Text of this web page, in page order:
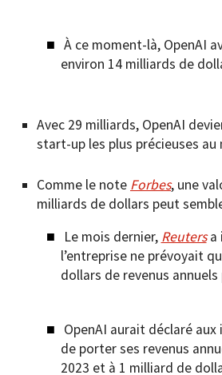
À ce moment-là, OpenAI
environ 14 milliards de
Avec 29 milliards, OpenAI
start-up les plus précieuses au
Comme le note Forbes, une
milliards de dollars peut
Le mois dernier, Reutersa
l’entreprise ne prévoyait
dollars de revenus annuels
OpenAI aurait déclaré
de porter ses revenus
2023 et à 1 milliard de